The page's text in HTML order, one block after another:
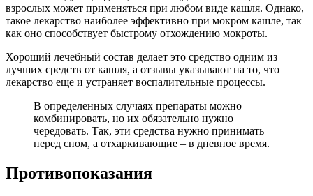
взрослых может применяться при любом виде кашля. Однако,
такое лекарство наиболее эффективно при мокром кашле, так
как оно способствует быстрому отхождению мокроты.
Хороший лечебный состав делает это средство одним из
лучших средств от кашля, а отзывы указывают на то, что
лекарство еще и устраняет воспалительные процессы.
В определенных случаях препараты можно
комбинировать, но их обязательно нужно
чередовать. Так, эти средства нужно принимать
перед сном, а отхаркивающие – в дневное время.
Противопоказания